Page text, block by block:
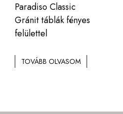
Paradiso Classic
Gránit táblák fényes
felülettel
TOVÁBB OLVASOM